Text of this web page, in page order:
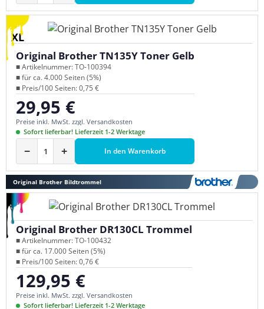
XL
Original Brother TN135Y Toner Gelb
■ Artikelnummer: TO-100394
■ für ca. 4.000 Seiten (5%)
■ Preis/100 Seiten: 0,75 €
Regulärer Preis:
29,95 €
Preise inkl. MwSt. zzgl. Versandkosten
Sofort lieferbar! Lieferzeit 1-2 Werktage
− + In den Warenkorb
Original Brother Bildtrommel
Original Brother DR130CL Trommel
■ Artikelnummer: TO-100432
■ für ca. 17.000 Seiten (5%)
■ Preis/100 Seiten: 0,76 €
Regulärer Preis:
129,95 €
Preise inkl. MwSt. zzgl. Versandkosten
Sofort lieferbar! Lieferzeit 1-2 Werktage